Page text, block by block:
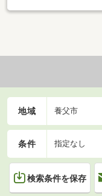
地域 養父市
条件 指定なし
検索条件を保存